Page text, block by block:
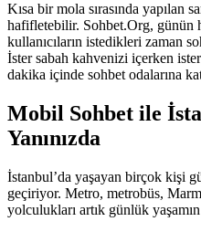
Kısa bir mola sırasında yapılan
hafifletebilir. Sohbet.Org, günün
kullanıcıların istedikleri zaman
İster sabah kahvenizi içerken
dakika içinde sohbet odalarına
Mobil Sohbet ile
Yanınızda
İstanbul’da yaşayan birçok kişi
geçiriyor. Metro, metrobüs,
yolculukları artık günlük